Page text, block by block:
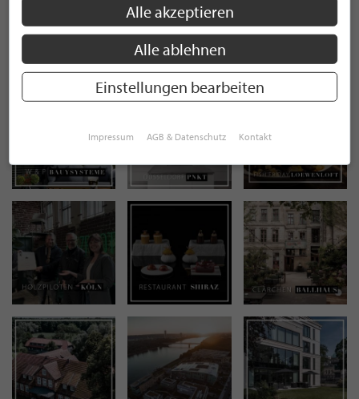
STILPUNKTE AUF
INSTAGRAM
Alle akzeptieren
Alle ablehnen
Einstellungen bearbeiten
Impressum AGB & Datenschutz Kontakt